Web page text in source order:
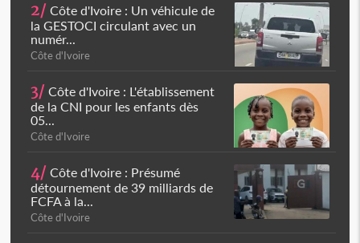
2/ Côte d'Ivoire : Un véhicule de
la GESTOCI circulant avec un
numér...
Côte d'Ivoire
3/ Côte d'Ivoire : L'établissement
de la CNI pour les enfants dès
05...
Côte d'Ivoire
4/ Côte d'Ivoire : Présumé
détournement de 39 milliards de
FCFA à la...
Côte d'Ivoire